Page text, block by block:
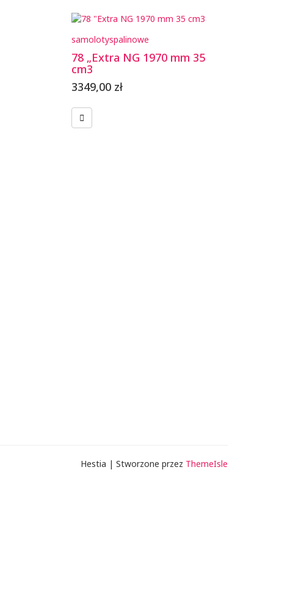
samolotyspalinowe
78 „Extra NG 1970 mm 35
cm3
3349,00 zł
Hestia | Stworzone przez ThemeIsle